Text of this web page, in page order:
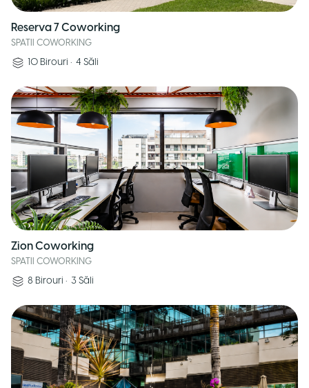
Reserva 7 Coworking
SPATII COWORKING
10 Birouri • 4 Săli
Zion Coworking
SPATII COWORKING
8 Birouri • 3 Săli